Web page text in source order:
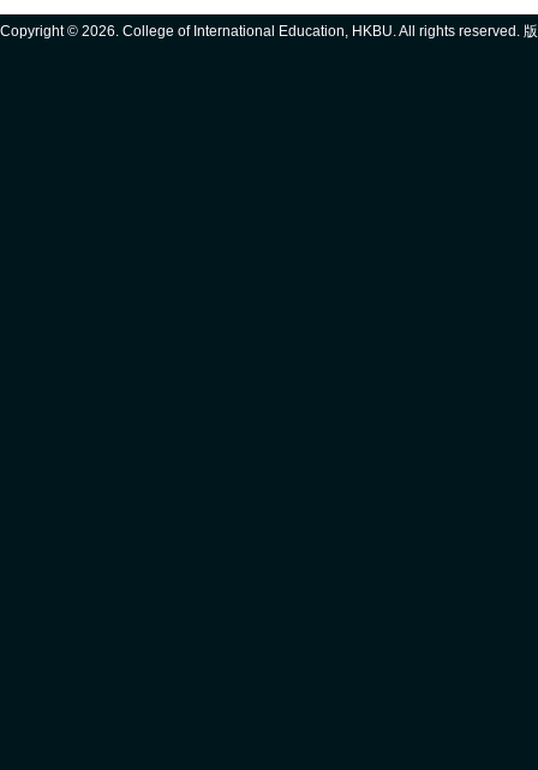
Copyright © 2026. College of International Education, HKBU. All rights reserved.